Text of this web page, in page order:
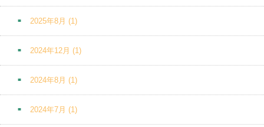
2025年8月 (1)
2024年12月 (1)
2024年8月 (1)
2024年7月 (1)